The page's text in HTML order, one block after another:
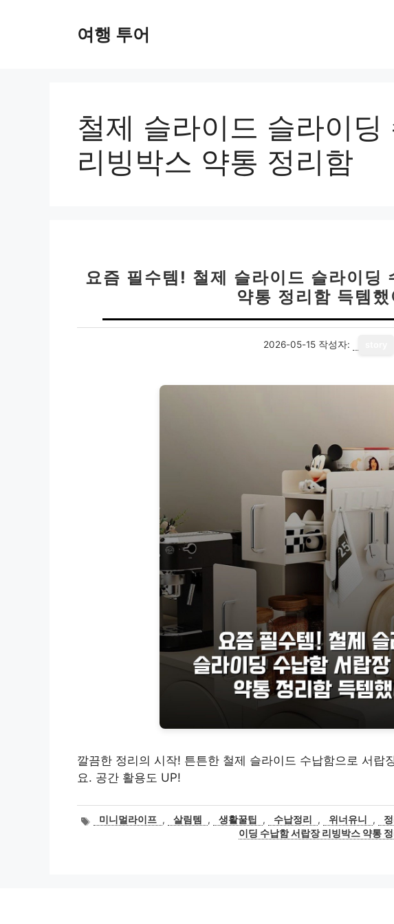
여행 투어
철제 슬라이드 슬라이딩
리빙박스 약통 정리함
요즘 필수템! 철제 슬라이드 슬라이딩
약통 정리함 득템했
2026-05-15 작성자:
깔끔한 정리의 시작! 튼튼한 철제 슬라이드 수납함으로 서랍
요. 공간 활용도 UP!
태미니멀라이프 , 살림템 , 생활꿀팁 , 수납정리 , 위너유니 ,
이딩 수납함 서랍장 리빙박스 약통